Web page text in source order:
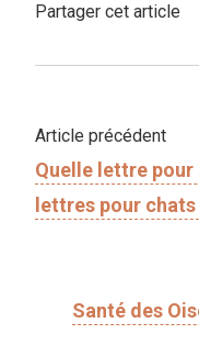
Partager cet article
Article précédent
Quelle lettre pour
lettres pour chats
Santé des